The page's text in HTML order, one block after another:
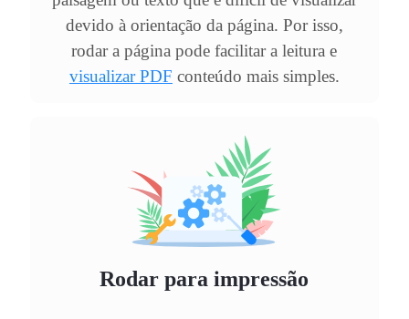
devido à orientação da página. Por isso,
rodar a página pode facilitar a leitura e
visualizar PDF conteúdo mais simples.
Rodar para impressão